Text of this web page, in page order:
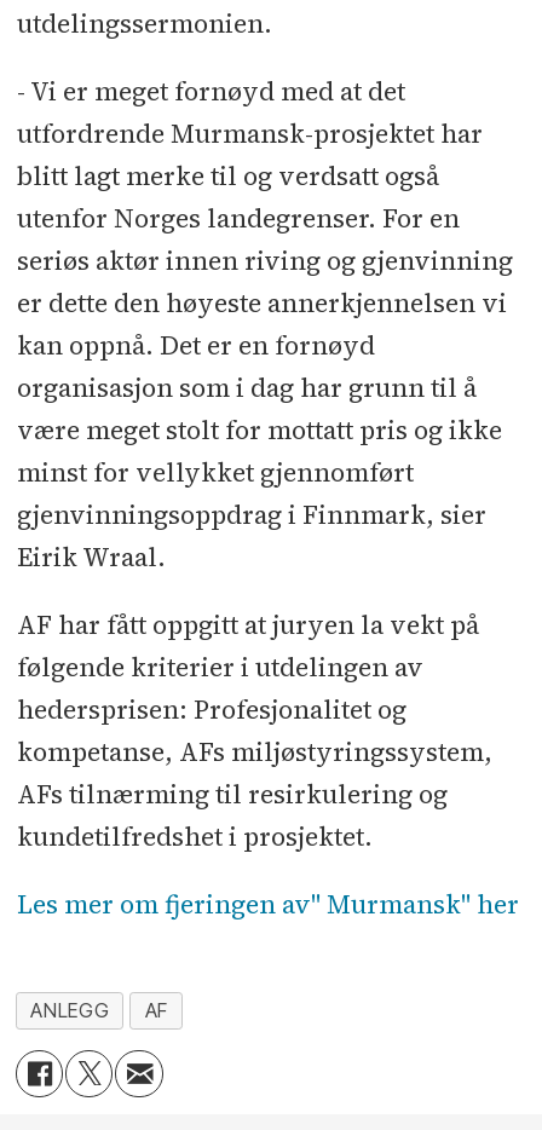
utdelingssermonien.
- Vi er meget fornøyd med at det
utfordrende Murmansk-prosjektet har
blitt lagt merke til og verdsatt også
utenfor Norges landegrenser. For en
seriøs aktør innen riving og gjenvinning
er dette den høyeste annerkjennelsen vi
kan oppnå. Det er en fornøyd
organisasjon som i dag har grunn til å
være meget stolt for mottatt pris og ikke
minst for vellykket gjennomført
gjenvinningsoppdrag i Finnmark, sier
Eirik Wraal.
AF har fått oppgitt at juryen la vekt på
følgende kriterier i utdelingen av
hedersprisen: Profesjonalitet og
kompetanse, AFs miljøstyringssystem,
AFs tilnærming til resirkulering og
kundetilfredshet i prosjektet.
Les mer om fjeringen av" Murmansk" her
ANLEGG AF